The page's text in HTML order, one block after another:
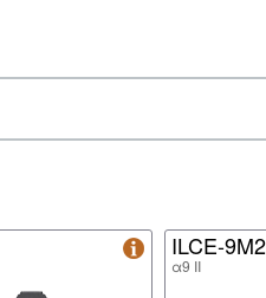
ILCE-9M2
α9 II